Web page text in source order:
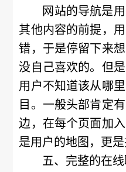
网站的导航是
其他内容的前提，
错，于是停留下来
没自己喜欢的。但
用户不知道该从哪
目。一般头部肯定
边，在每个页面加
是用户的地图，更是
五、完整的在